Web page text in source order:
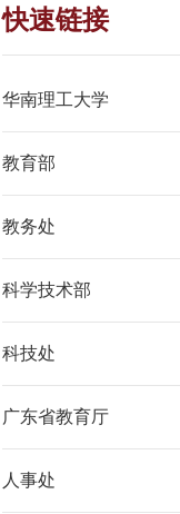
快速链接
华南理工大学
教育部
教务处
科学技术部
科技处
广东省教育厅
人事处